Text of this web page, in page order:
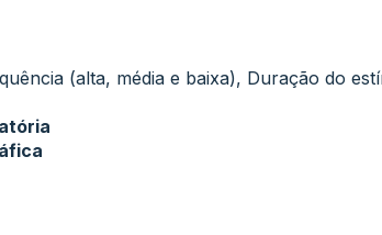
(alta, média e baixa), Duração do